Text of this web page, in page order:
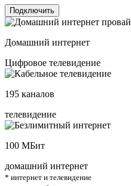
Подключить
Домашний интернет
Цифровое телевидение
195 каналов
телевидение
100 МБит
домашний интернет
* интернет и телевидение